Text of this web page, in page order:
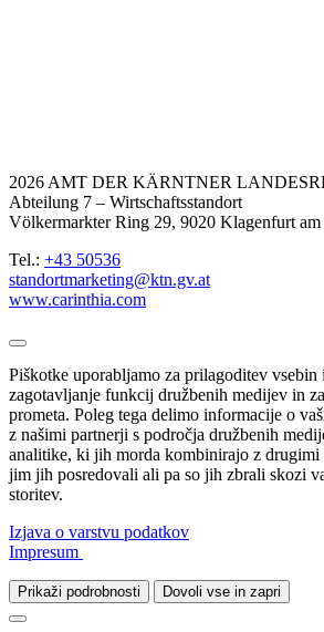
2026 AMT DER KÄRNTNER
Abteilung 7 – Wirtschaftsstandort
Völkermarkter Ring 29, 9020 Klagenfurt am
Tel.: +43 50536
standortmarketing@ktn.gv.at
www.carinthia.com
Piškotke uporabljamo za prilagoditev vsebin
zagotavljanje funkcij družbenih medijev in
prometa. Poleg tega delimo informacije o
z našimi partnerji s področja družbenih
analitike, ki jih morda kombinirajo z
jim jih posredovali ali pa so jih zbrali skozi
storitev.
Izjava o varstvu podatkov
Impresum
Prikaži podrobnosti Dovoli vse in zapri